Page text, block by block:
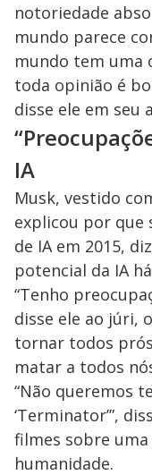
notoriedade
mundo parece
mundo tem uma
toda opinião é
disse ele em seu
IA
Musk, vestido
explicou por que
de IA em 2015,
potencial da IA
“Tenho
disse ele ao júri,
tornar todos
matar a todos
“Não queremos
‘Terminator’”,
filmes sobre
humanidade.